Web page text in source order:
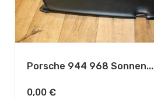
Porsche 944 968 Sonnen...
0,00 €